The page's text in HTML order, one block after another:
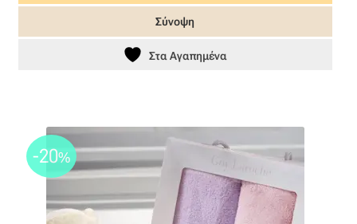
35,00 €. είναι:
το
επιλογές
μπορούν
επιλεγούν
Σύνοψη
Στα Αγαπημένα
-20%